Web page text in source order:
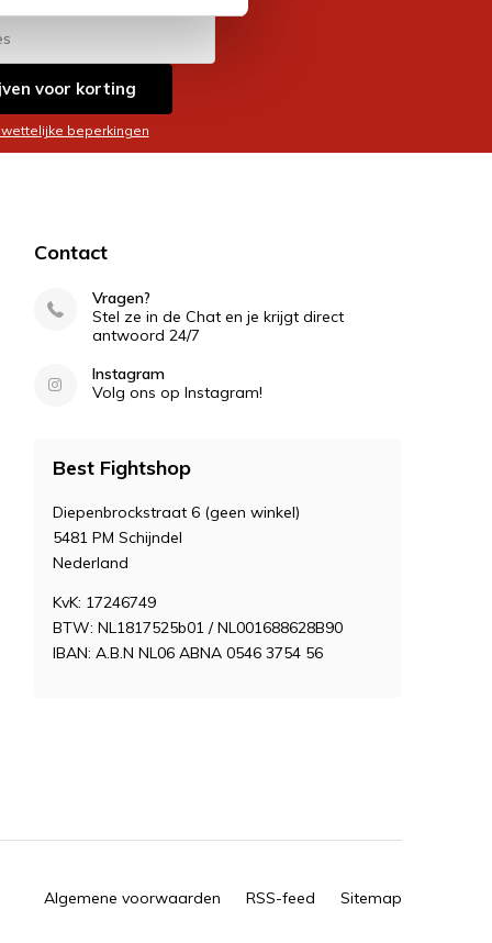
voor korting
beperkingen
Contact
Vragen?
Stel ze in de Chat en je krijgt direct
antwoord 24/7
Instagram
Volg ons op Instagram!
Best Fightshop
Diepenbrockstraat 6 (geen winkel)
5481 PM Schijndel
Nederland
KvK: 17246749
BTW: NL1817525b01 / NL001688628B90
IBAN: A.B.N NL06 ABNA 0546 3754 56
Algemene voorwaarden RSS-feed Sitemap